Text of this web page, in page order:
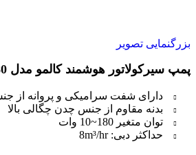
بزرگنمایی تصویر
پمپ سیرکولاتور هوشمند کالمو مدل WPSM 32-160/180
دارای شفت سرامیکی و پروانه از
بدنه مقاوم از جنس چدن چگالی بالا
توان متغیر 180~10 وات
حداکثر دبی: 8m³/hr